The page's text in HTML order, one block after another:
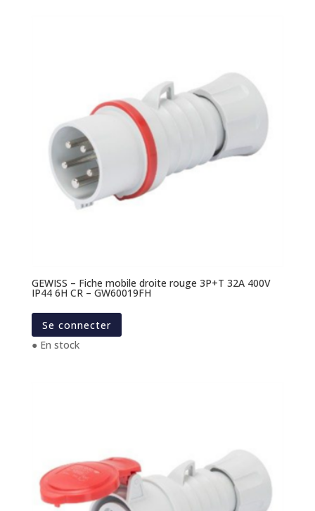
GEWISS – Fiche mobile droite rouge 3P+T 32A 400V
IP44 6H CR – GW60019FH
Se connecter
● En stock